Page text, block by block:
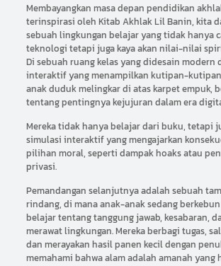
Membayangkan masa depan pendidikan
terinspirasi oleh Kitab Akhlak Lil Banin, kita
sebuah lingkungan belajar yang tidak hanya
teknologi tetapi juga kaya akan nilai-nilai
Di sebuah ruang kelas yang didesain modern
interaktif yang menampilkan kutipan-
anak duduk melingkar di atas karpet empuk,
tentang pentingnya kejujuran dalam era
Mereka tidak hanya belajar dari buku, tetapi
simulasi interaktif yang mengajarkan
pilihan moral, seperti dampak hoaks atau
privasi.
Pemandangan selanjutnya adalah sebuah
rindang, di mana anak-anak sedang
belajar tentang tanggung jawab, kesabaran,
merawat lingkungan. Mereka berbagi tugas,
dan merayakan hasil panen kecil dengan
memahami bahwa alam adalah amanah yang